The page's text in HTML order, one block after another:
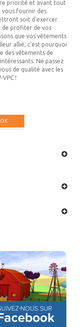
priorité et avant tout
vous fournir des
soit d'exercer
de profiter de vos
que vos vêtements
allié, c'est pourquoi
des vêtements de
Ne passez
de qualité avec les
!
OK